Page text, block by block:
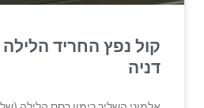
קול נפץ החריד
דניה